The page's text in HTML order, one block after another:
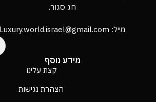
חג סגור.
מייל: Luxury.world.israel@gmail.com
מידע נוסף
קצת עלינו
הצהרת נגישות